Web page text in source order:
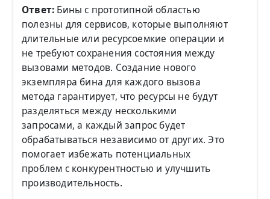
Ответ: Бины с прототипной областью
полезны для сервисов, которые выполняют
длительные или ресурсоемкие операции и
не требуют сохранения состояния между
вызовами методов. Создание нового
экземпляра бина для каждого вызова
метода гарантирует, что ресурсы не будут
разделяться между несколькими
запросами, а каждый запрос будет
обрабатываться независимо от других. Это
помогает избежать потенциальных
проблем с конкурентностью и улучшить
производительность.